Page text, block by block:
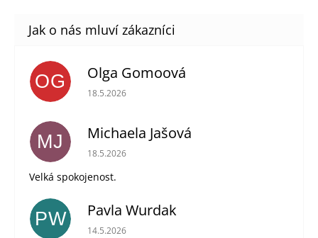
OG Olga Gomoová
Hodnocení obchodu je 5 z 5 hvězdiček.
18.5.2026
MJ Michaela Jašová
Hodnocení obchodu je 5 z 5 hvězdiček.
18.5.2026
Velká spokojenost.
PW Pavla Wurdak
Hodnocení obchodu je 5 z 5 hvězdiček.
14.5.2026